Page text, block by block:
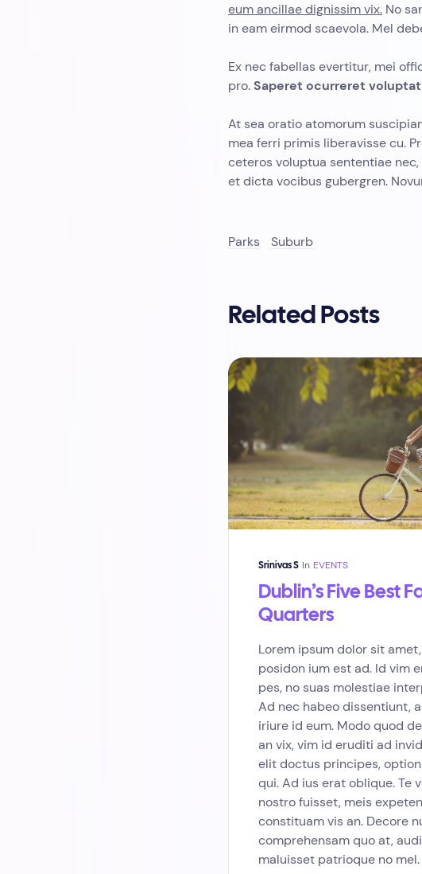
eum ancillae dignissim vix. No
in eam eirmod scaevola. Mel
Ex nec fabellas evertitur, mei
pro. Saperet ocurreret
At sea oratio atomorum
mea ferri primis liberavisse cu.
ceteros voluptua sententiae
et dicta vocibus gubergren.
Parks Suburb
Related Posts
Srinivas S In EVENTS
Dublin’s Five Best
Quarters
Lorem ipsum dolor sit
posidon ium est ad. Id vim
pes, no suas molestiae
Ad nec habeo dissentiunt,
iriure id eum. Modo quod
an vix, vim id eruditi ad
elit doctus principes,
qui. Ad ius erat oblique. Te
nostro fuisset, meis
constituam vis an. Decore
comprehensam quo at,
maluisset patrioque no